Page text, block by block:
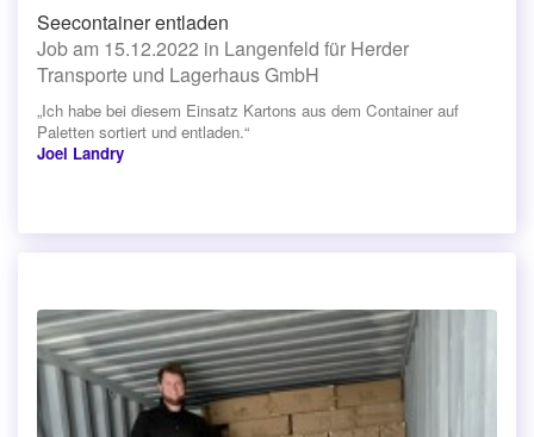
Seecontainer entladen
Job am 15.12.2022 in Langenfeld für Herder
Transporte und Lagerhaus GmbH
„Ich habe bei diesem Einsatz Kartons aus dem Container auf
Paletten sortiert und entladen.“
Joel Landry